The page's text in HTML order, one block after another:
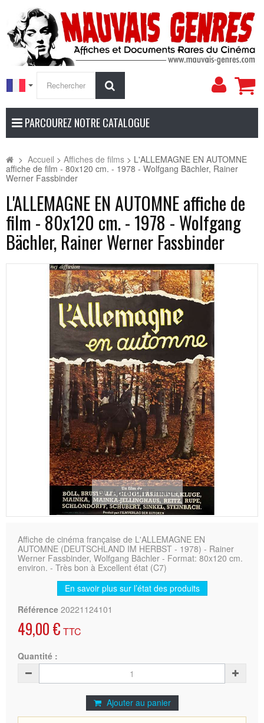
Mon
PARCOUREZ NOTRE CATALOGUE
> Accueil > Affiches de films > L'ALLEMAGNE EN AUTOMNE
affiche de film - 80x120 cm. - 1978 - Wolfgang Bächler, Rainer
Werner Fassbinder
L'ALLEMAGNE EN AUTOMNE affiche de
film - 80x120 cm. - 1978 - Wolfgang
Bächler, Rainer Werner Fassbinder
Agrandir l'image
Affiche de cinéma française de L'ALLEMAGNE EN
AUTOMNE (DEUTSCHLAND IM HERBST - 1978) - Rainer
Werner Fassbinder, Wolfgang Bächler - Format: 80x120 cm.
environ. - Très bon à Excellent état (C7)
En savoir plus sur l’état des produits
Référence 20221124101
49,00 € TTC
Quantité :
Ajouter au panier